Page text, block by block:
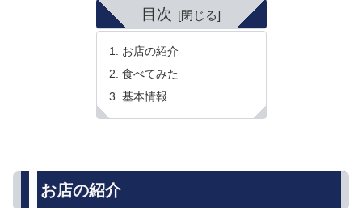
目次
お店の紹介
食べてみた
基本情報
お店の紹介